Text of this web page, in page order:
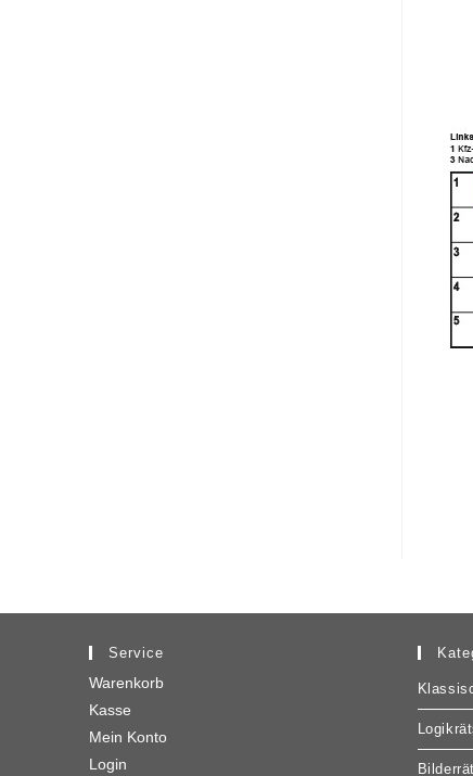
Service
Warenkorb
Kasse
Mein Konto
Login